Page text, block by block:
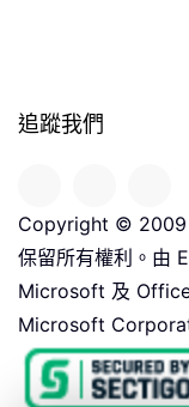
追蹤我們
Copyright © 2009
保留所有權利。由
Microsoft 及
Microsoft